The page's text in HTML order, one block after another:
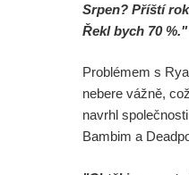
Srpen? Příští
Řekl bych 70 %."
Problémem s
nebere vážně,
navrhl
Bambim a